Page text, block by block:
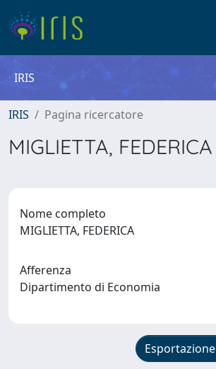
IRIS
IRIS Pagina ricercatore
MIGLIETTA, FEDERICA
Nome completo
MIGLIETTA, FEDERICA
Afferenza
Dipartimento di Economia
Esportazione